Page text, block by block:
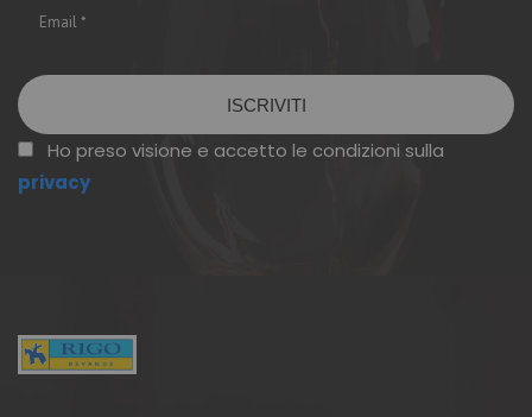
VuotoHo preso visione e accetto le condizioni sulla
privacy